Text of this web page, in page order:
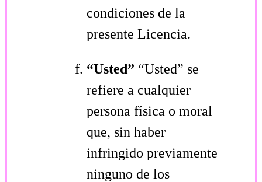
condiciones de la
presente Licencia.
“Usted” “Usted” se
refiere a cualquier
persona física o moral
que, sin haber
infringido previamente
ninguno de los